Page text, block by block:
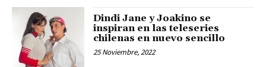
Dindi Jane y Joakino se
inspiran en las teleseries
chilenas en nuevo sencillo
25 Noviembre, 2022